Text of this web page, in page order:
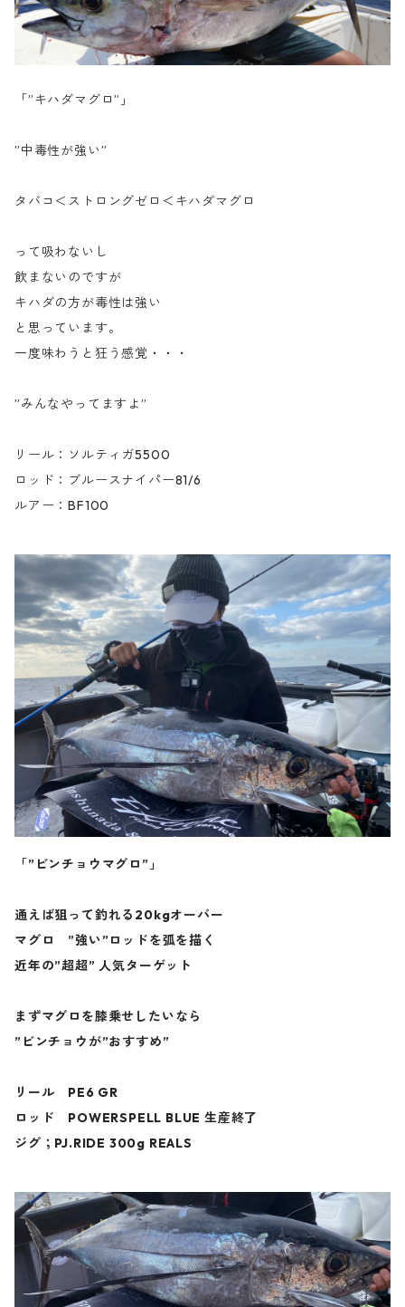
「”キハダマグロ”」
”中毒性が強い”
タバコ＜ストロングゼロ＜キハダマグロ
って吸わないし
飲まないのですが
キハダの方が毒性は強い
と思っています。
一度味わうと狂う感覚・・・
”みんなやってますよ”
リール：ソルティガ5500
ロッド：ブルースナイパー81/6
ルアー：BF100
「”ビンチョウマグロ”」
通えば狙って釣れる20kgオーバー
マグロ ”強い”ロッドを弧を描く
近年の”超超” 人気ターゲット
まずマグロを膝乗せしたいなら
”ビンチョウが”おすすめ”
リール PE6 GR
ロッド POWERSPELL BLUE 生産終了
ジグ；PJ.RIDE 300g REALS